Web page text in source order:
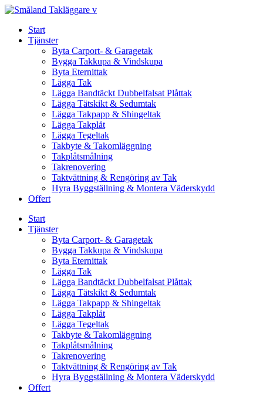
Skip
contentStart
Tjänster
Byta Carport- & Garagetak
Bygga Takkupa & Vindskupa
Byta Eternittak
Lägga Tak
Lägga Bandtäckt Dubbelfalsat Plåttak
Lägga Tätskikt & Sedumtak
Lägga Takpapp & Shingeltak
Lägga Takplåt
Lägga Tegeltak
Takbyte & Takomläggning
Takplåtsmålning
Takrenovering
Taktvättning & Rengöring av Tak
Hyra Byggställning & Montera Väderskydd
Offert
Start
Tjänster
Byta Carport- & Garagetak
Bygga Takkupa & Vindskupa
Byta Eternittak
Lägga Tak
Lägga Bandtäckt Dubbelfalsat Plåttak
Lägga Tätskikt & Sedumtak
Lägga Takpapp & Shingeltak
Lägga Takplåt
Lägga Tegeltak
Takbyte & Takomläggning
Takplåtsmålning
Takrenovering
Taktvättning & Rengöring av Tak
Hyra Byggställning & Montera Väderskydd
Offert